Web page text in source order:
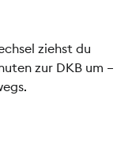
ziehst du
zur DKB um –